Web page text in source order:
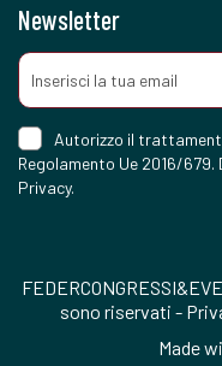
Newsletter
Autorizzo il
Regolamento Ue 2016/
Privacy.
sono riservati -
Made